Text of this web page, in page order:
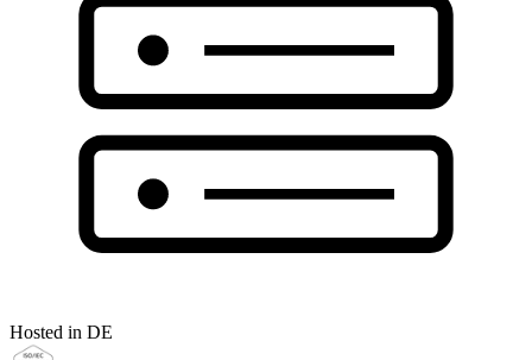
Hosted in DE